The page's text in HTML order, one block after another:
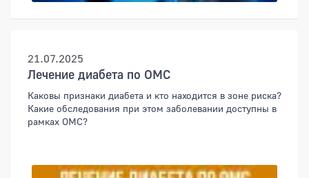
21.07.2025
Лечение диабета по ОМС
Каковы признаки диабета и кто находится в зоне риска?
Какие обследования при этом заболевании доступны в
рамках ОМС?